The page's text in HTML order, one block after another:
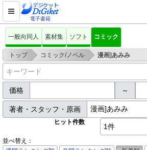
電子書籍
一般向同人 素材集 ソフト コミック
トップ > コミック/ノベル > 漫画]あみみ
価格 ～
著者・スタッフ・原画
ヒット件数
1件
並べ替え：